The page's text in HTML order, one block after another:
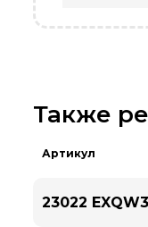
Также
Артикул
23022